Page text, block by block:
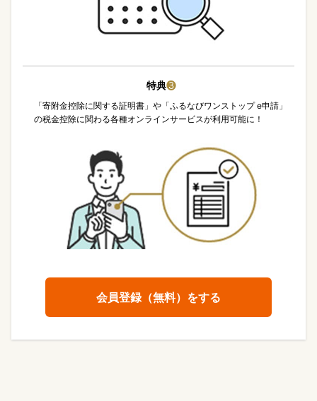
特典❸
「寄附金控除に関する証明書」や「ふるなびワンストップ e申請」
の税金控除に関わる各種オンラインサービスが利用可能に！
会員登録（無料）をする